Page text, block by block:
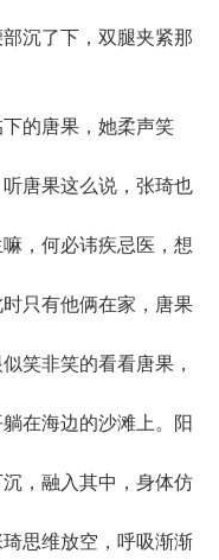
沉了下，双腿夹紧那
的唐果，她柔声笑
唐果这么说，张琦也
，何必讳疾忌医，想
只有他俩在家，唐果
笑非笑的看看唐果，
在海边的沙滩上。阳
，融入其中，身体仿
思维放空，呼吸渐渐